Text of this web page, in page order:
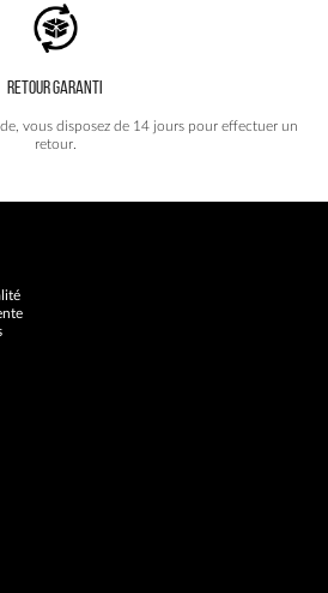
RETOUR GARANTI
vous disposez de 14 jours pour effectuer un
retour.